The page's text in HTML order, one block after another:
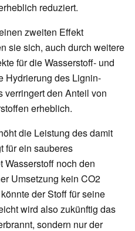
reduziert.
zweiten Effekt
sie sich, auch durch weitere
für die Wasserstoff- und
Hydrierung des Lignin-
verringert den Anteil von
erheblich.
die Leistung des damit
für ein sauberes
Wasserstoff noch den
Umsetzung kein CO2
der Stoff für seine
wird also zukünftig das
sondern nur der